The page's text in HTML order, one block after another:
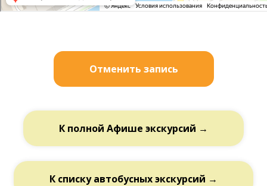
Отменить запись
К полной Афише экскурсий →
К списку автобусных экскурсий →